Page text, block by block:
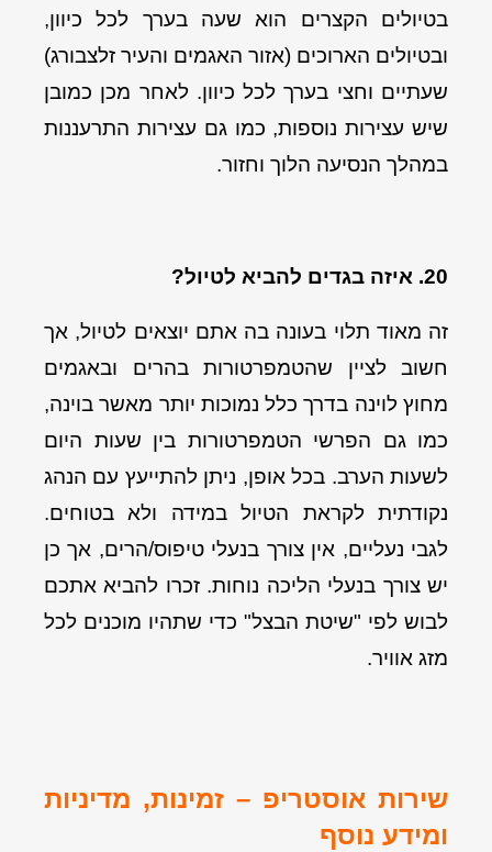
בטיולים הקצרים הוא שעה בערך לכל כיוון,
ובטיולים הארוכים (אזור האגמים והעיר זלצבורג)
שעתיים וחצי בערך לכל כיוון. לאחר מכן כמובן
שיש עצירות נוספות, כמו גם עצירות התרעננות
במהלך הנסיעה הלוך וחזור.
20. איזה בגדים להביא לטיול?
זה מאוד תלוי בעונה בה אתם יוצאים לטיול, אך
חשוב לציין שהטמפרטורות בהרים ובאגמים
מחוץ לוינה בדרך כלל נמוכות יותר מאשר בוינה,
כמו גם הפרשי הטמפרטורות בין שעות היום
לשעות הערב. בכל אופן, ניתן להתייעץ עם הנהג
נקודתית לקראת הטיול במידה ולא בטוחים.
לגבי נעליים, אין צורך בנעלי טיפוס/הרים, אך כן
יש צורך בנעלי הליכה נוחות. זכרו להביא אתכם
לבוש לפי "שיטת הבצל" כדי שתהיו מוכנים לכל
מזג אוויר.
שירות אוסטריפ – זמינות, מדיניות
ומידע נוסף